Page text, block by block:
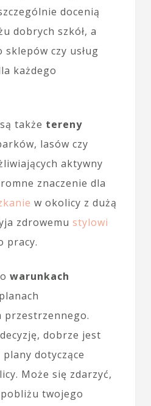
docenią
dobrych szkół, a
czy usług
każdego
także tereny
lasów czy
aktywny
znaczenie dla
w okolicy z dużą
zdrowemu stylowi
pracy.
warunkach
przestrzennego.
dobrze jest
dotyczące
Może się zdarzyć,
pobliżu twojego